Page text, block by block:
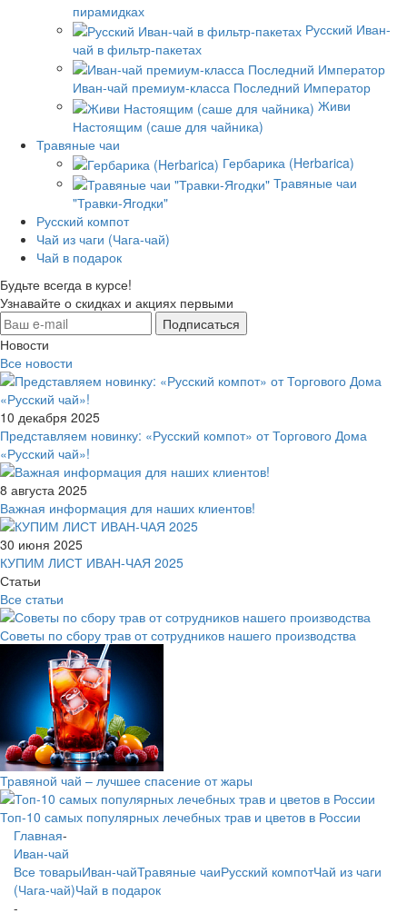
пирамидках
Русский Иван-
чай в фильтр-пакетах
Иван-чай премиум-класса Последний Император
Живи
Настоящим (саше для чайника)
Травяные чаи
Гербарика (Herbarica)
Травяные чаи
"Травки-Ягодки"
Русский компот
Чай из чаги (Чага-чай)
Чай в подарок
Будьте всегда в курсе!
Узнавайте о скидках и акциях первыми
Новости
Все новости
10 декабря 2025
Представляем новинку: «Русский компот» от Торгового Дома
«Русский чай»!
8 августа 2025
Важная информация для наших клиентов!
30 июня 2025
КУПИМ ЛИСТ ИВАН-ЧАЯ 2025
Статьи
Все статьи
Советы по сбору трав от сотрудников нашего производства
Травяной чай – лучшее спасение от жары
Топ-10 самых популярных лечебных трав и цветов в России
Главная-
Иван-чай
Все товарыИван-чайТравяные чаиРусский компотЧай из чаги
(Чага-чай)Чай в подарок
-